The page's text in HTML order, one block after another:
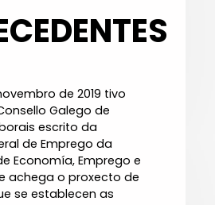
de 2019 tivo
Galego de
escrito da
de Emprego da
Economía, Emprego e
achega o proxecto de
se establecen as